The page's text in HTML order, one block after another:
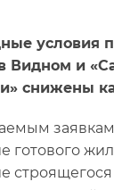
условия
Видном и
снижены
заявкам
готового
строящегося